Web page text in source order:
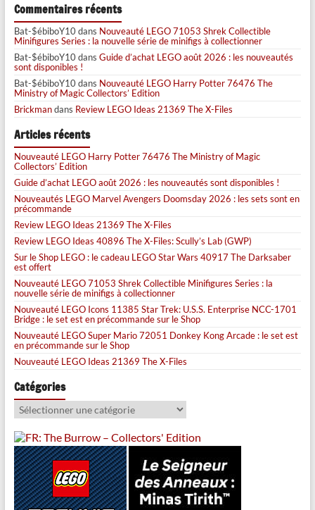
Commentaires récents
Bat-$ébiboY10dans Nouveauté LEGO 71053 Shrek Collectible
Minifigures Series : la nouvelle série de minifigs à collectionner
Bat-$ébiboY10dans Guide d’achat LEGO août 2026 : les nouveautés
sont disponibles !
Bat-$ébiboY10dans Nouveauté LEGO Harry Potter 76476 The
Ministry of Magic Collectors’ Edition
Brickmandans Review LEGO Ideas 21369 The X-Files
Articles récents
Nouveauté LEGO Harry Potter 76476 The Ministry of Magic
Collectors’ Edition
Guide d’achat LEGO août 2026 : les nouveautés sont disponibles !
Nouveautés LEGO Marvel Avengers Doomsday 2026 : les sets sont en
précommande
Review LEGO Ideas 21369 The X-Files
Review LEGO Ideas 40896 The X-Files: Scully’s Lab (GWP)
Sur le Shop LEGO : le cadeau LEGO Star Wars 40917 The Darksaber
est offert
Nouveauté LEGO 71053 Shrek Collectible Minifigures Series : la
nouvelle série de minifigs à collectionner
Nouveauté LEGO Icons 11385 Star Trek: U.S.S. Enterprise NCC-1701
Bridge : le set est en précommande sur le Shop
Nouveauté LEGO Super Mario 72051 Donkey Kong Arcade : le set est
en précommande sur le Shop
Nouveauté LEGO Ideas 21369 The X-Files
Catégories
Catégories